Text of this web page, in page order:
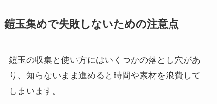
鎧玉集めで失敗しないための注意点
鎧玉の収集と使い方にはいくつかの落とし穴があ
り、知らないまま進めると時間や素材を浪費して
しまいます。